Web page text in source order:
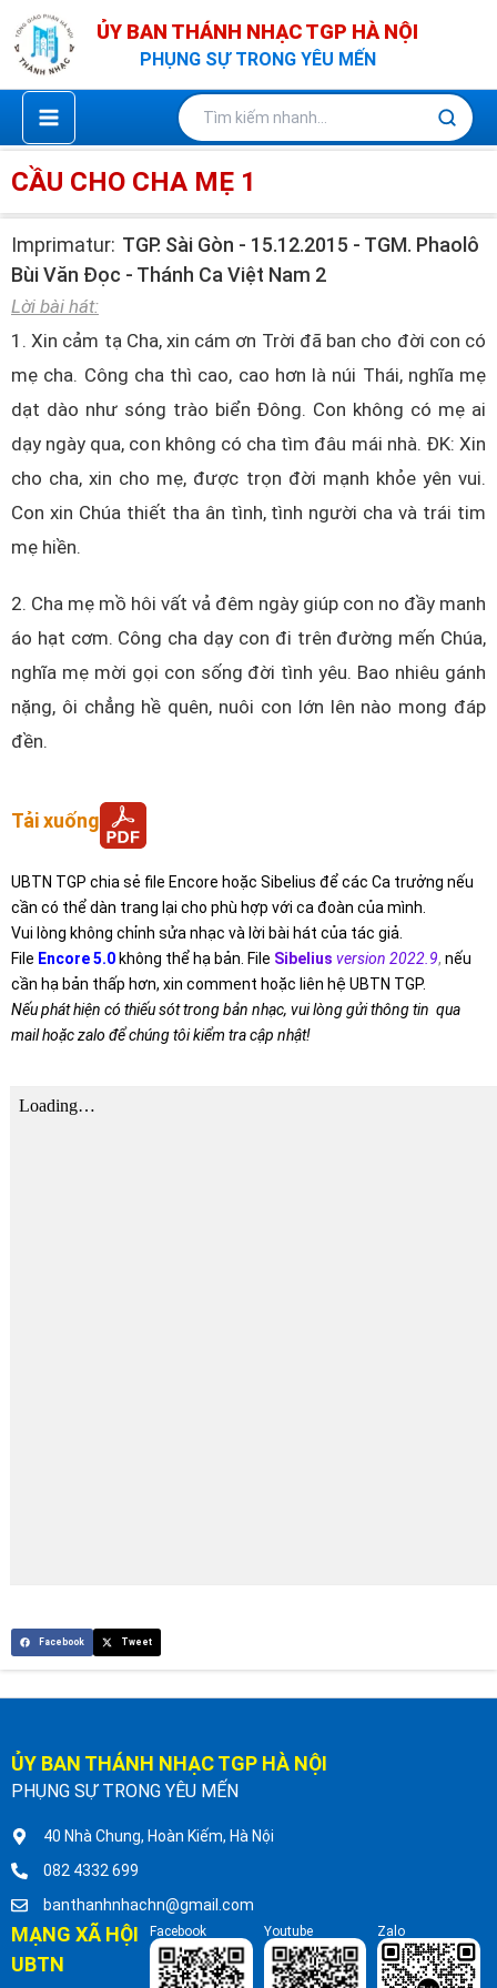
Nhảy
tới
nội
dung
ỦY BAN THÁNH NHẠC TGP HÀ NỘI
PHỤNG SỰ TRONG YÊU MẾN
CẦU CHO CHA MẸ 1
Imprimatur: TGP. Sài Gòn - 15.12.2015 - TGM. Phaolô
Bùi Văn Đọc - Thánh Ca Việt Nam 2
Lời bài hát:
1. Xin cảm tạ Cha, xin cám ơn Trời đã ban cho đời con có
mẹ cha. Công cha thì cao, cao hơn là núi Thái, nghĩa mẹ
dạt dào như sóng trào biển Ðông. Con không có mẹ ai
dạy ngày qua, con không có cha tìm đâu mái nhà. ÐK: Xin
cho cha, xin cho mẹ, được trọn đời mạnh khỏe yên vui.
Con xin Chúa thiết tha ân tình, tình người cha và trái tim
mẹ hiền.
2. Cha mẹ mồ hôi vất vả đêm ngày giúp con no đầy manh
áo hạt cơm. Công cha dạy con đi trên đường mến Chúa,
nghĩa mẹ mời gọi con sống đời tình yêu. Bao nhiêu gánh
nặng, ôi chẳng hề quên, nuôi con lớn lên nào mong đáp
đền.
Tải xuống
UBTN TGP chia sẻ file Encore hoặc Sibelius để các Ca trưởng nếu
cần có thể dàn trang lại cho phù hợp với ca đoàn của mình.
Vui lòng không chỉnh sửa nhạc và lời bài hát của tác giả.
File Encore 5.0 không thể hạ bản. File Sibelius version 2022.9, nếu
cần hạ bản thấp hơn, xin comment hoặc liên hệ UBTN TGP.
Nếu phát hiện có thiếu sót trong bản nhạc, vui lòng gửi thông tin qua
mail hoặc zalo để chúng tôi kiểm tra cập nhật!
Facebook Tweet
ỦY BAN THÁNH NHẠC TGP HÀ NỘI
PHỤNG SỰ TRONG YÊU MẾN
40 Nhà Chung, Hoàn Kiếm, Hà Nội
082 4332 699
banthanhnhachn@gmail.com
MẠNG XÃ HỘI
UBTN
Facebook Youtube Zalo